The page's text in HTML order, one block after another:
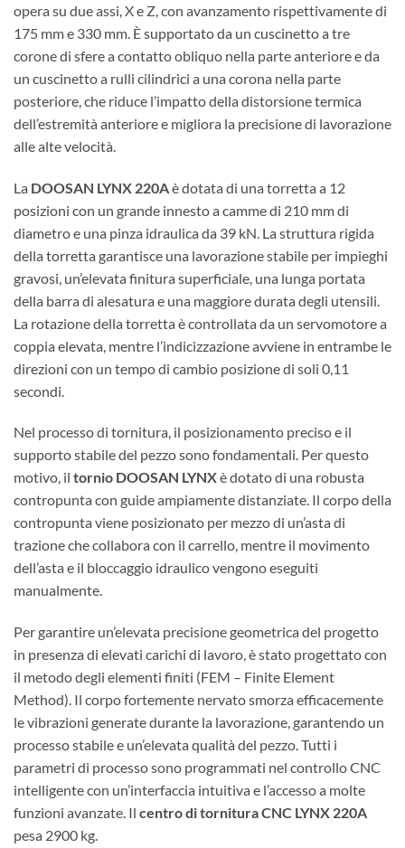
opera su due assi, X e Z, con avanzamento rispettivamente di
175 mm e 330 mm. È supportato da un cuscinetto a tre
corone di sfere a contatto obliquo nella parte anteriore e da
un cuscinetto a rulli cilindrici a una corona nella parte
posteriore, che riduce l’impatto della distorsione termica
dell’estremità anteriore e migliora la precisione di lavorazione
alle alte velocità.
La DOOSAN LYNX 220Aè dotata di una torretta a 12
posizioni con un grande innesto a camme di 210 mm di
diametro e una pinza idraulica da 39 kN. La struttura rigida
della torretta garantisce una lavorazione stabile per impieghi
gravosi, un’elevata finitura superficiale, una lunga portata
della barra di alesatura e una maggiore durata degli utensili.
La rotazione della torretta è controllata da un servomotore a
coppia elevata, mentre l’indicizzazione avviene in entrambe le
direzioni con un tempo di cambio posizione di soli 0,11
secondi.
Nel processo di tornitura, il posizionamento preciso e il
supporto stabile del pezzo sono fondamentali. Per questo
motivo, il tornio DOOSAN LYNXè dotato di una robusta
contropunta con guide ampiamente distanziate. Il corpo della
contropunta viene posizionato per mezzo di un’asta di
trazione che collabora con il carrello, mentre il movimento
dell’asta e il bloccaggio idraulico vengono eseguiti
manualmente.
Per garantire un’elevata precisione geometrica del progetto
in presenza di elevati carichi di lavoro, è stato progettato con
il metodo degli elementi finiti (FEM – Finite Element
Method). Il corpo fortemente nervato smorza efficacemente
le vibrazioni generate durante la lavorazione, garantendo un
processo stabile e un’elevata qualità del pezzo. Tutti i
parametri di processo sono programmati nel controllo CNC
intelligente con un’interfaccia intuitiva e l’accesso a molte
funzioni avanzate. Il centro di tornitura CNC LYNX 220A
pesa 2900 kg.